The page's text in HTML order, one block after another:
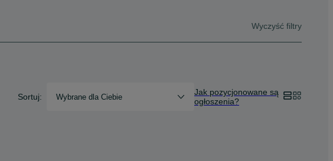
Wyczyść filtry
Sortuj: Wybrane dla Ciebie
Jak pozycjonowane są
ogłoszenia?